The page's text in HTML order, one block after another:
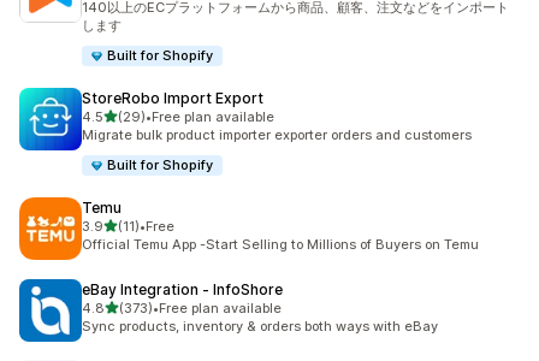
140以上のECプラットフォームから商品、顧客、注文などをインポート
します
Built for Shopify
StoreRobo Import Export
4.55つ星中
(29)
合計レビュー数：29件
•Free plan available
Migrate bulk product importer exporter orders and customers
Built for Shopify
Temu
3.95つ星中
(11)
合計レビュー数：11件
•Free
Official Temu App -Start Selling to Millions of Buyers on Temu
eBay Integration ‑ InfoShore
4.85つ星中
(373)
合計レビュー数：373件
•Free plan available
Sync products, inventory & orders both ways with eBay